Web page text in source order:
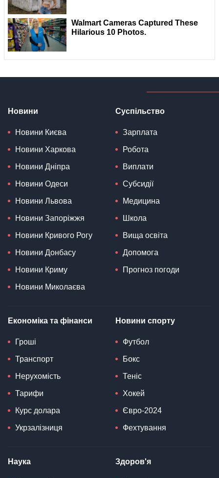
Новини
Новини Києва
Новини Харкова
Новини Дніпра
Новини Одеси
Новини Львова
Новини Запоріжжя
Новини Кривого Рогу
Новини Донбасу
Новини Криму
Новини Миколаєва
Суспільство
Зарплата
Робота
Виплати
Субсидії
Медицина
Школа
Вища освіта
Допомога
Прогноз погоди
Економіка та фінанси
Гроші
Транспорт
Нерухомість
Тарифи
Курс долара
Укрзалізниця
Новини спорту
Футбол
Бокс
Теніс
Хокей
Євро-2024
Фехтування
Наука Здоров'я